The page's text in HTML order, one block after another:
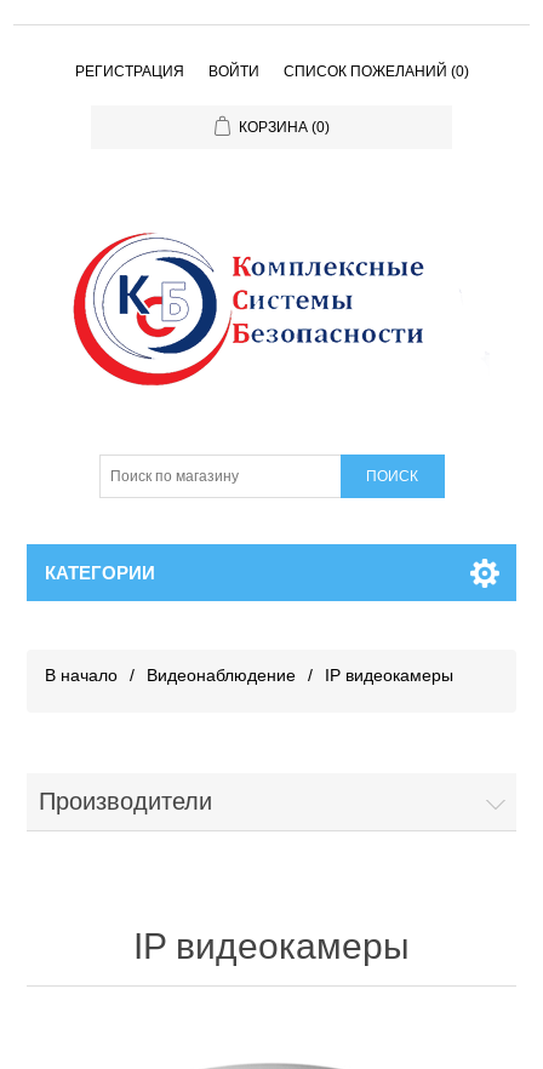
РЕГИСТРАЦИЯ ВОЙТИ СПИСОК ПОЖЕЛАНИЙ (0)
КОРЗИНА (0)
КАТЕГОРИИ
В начало / Видеонаблюдение / IP видеокамеры
Производители
IP видеокамеры